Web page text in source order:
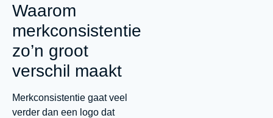
Waarom
merkconsistentie
zo’n groot
verschil maakt
Merkconsistentie gaat veel
verder dan een logo dat